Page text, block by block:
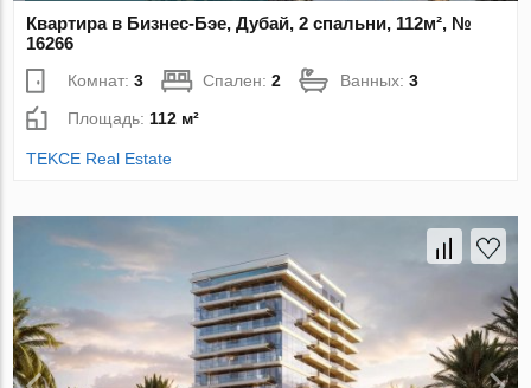
Квартира в Бизнес-Бэе, Дубай, 2 спальни, 112м², №
16266
Комнат:3 Спален:2 Ванных:3
Площадь:112 м²
TEKCE Real Estate